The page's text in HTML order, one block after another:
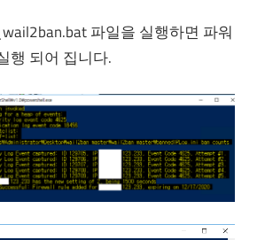
파일을 실행하면 파워
행 되어 집니다.